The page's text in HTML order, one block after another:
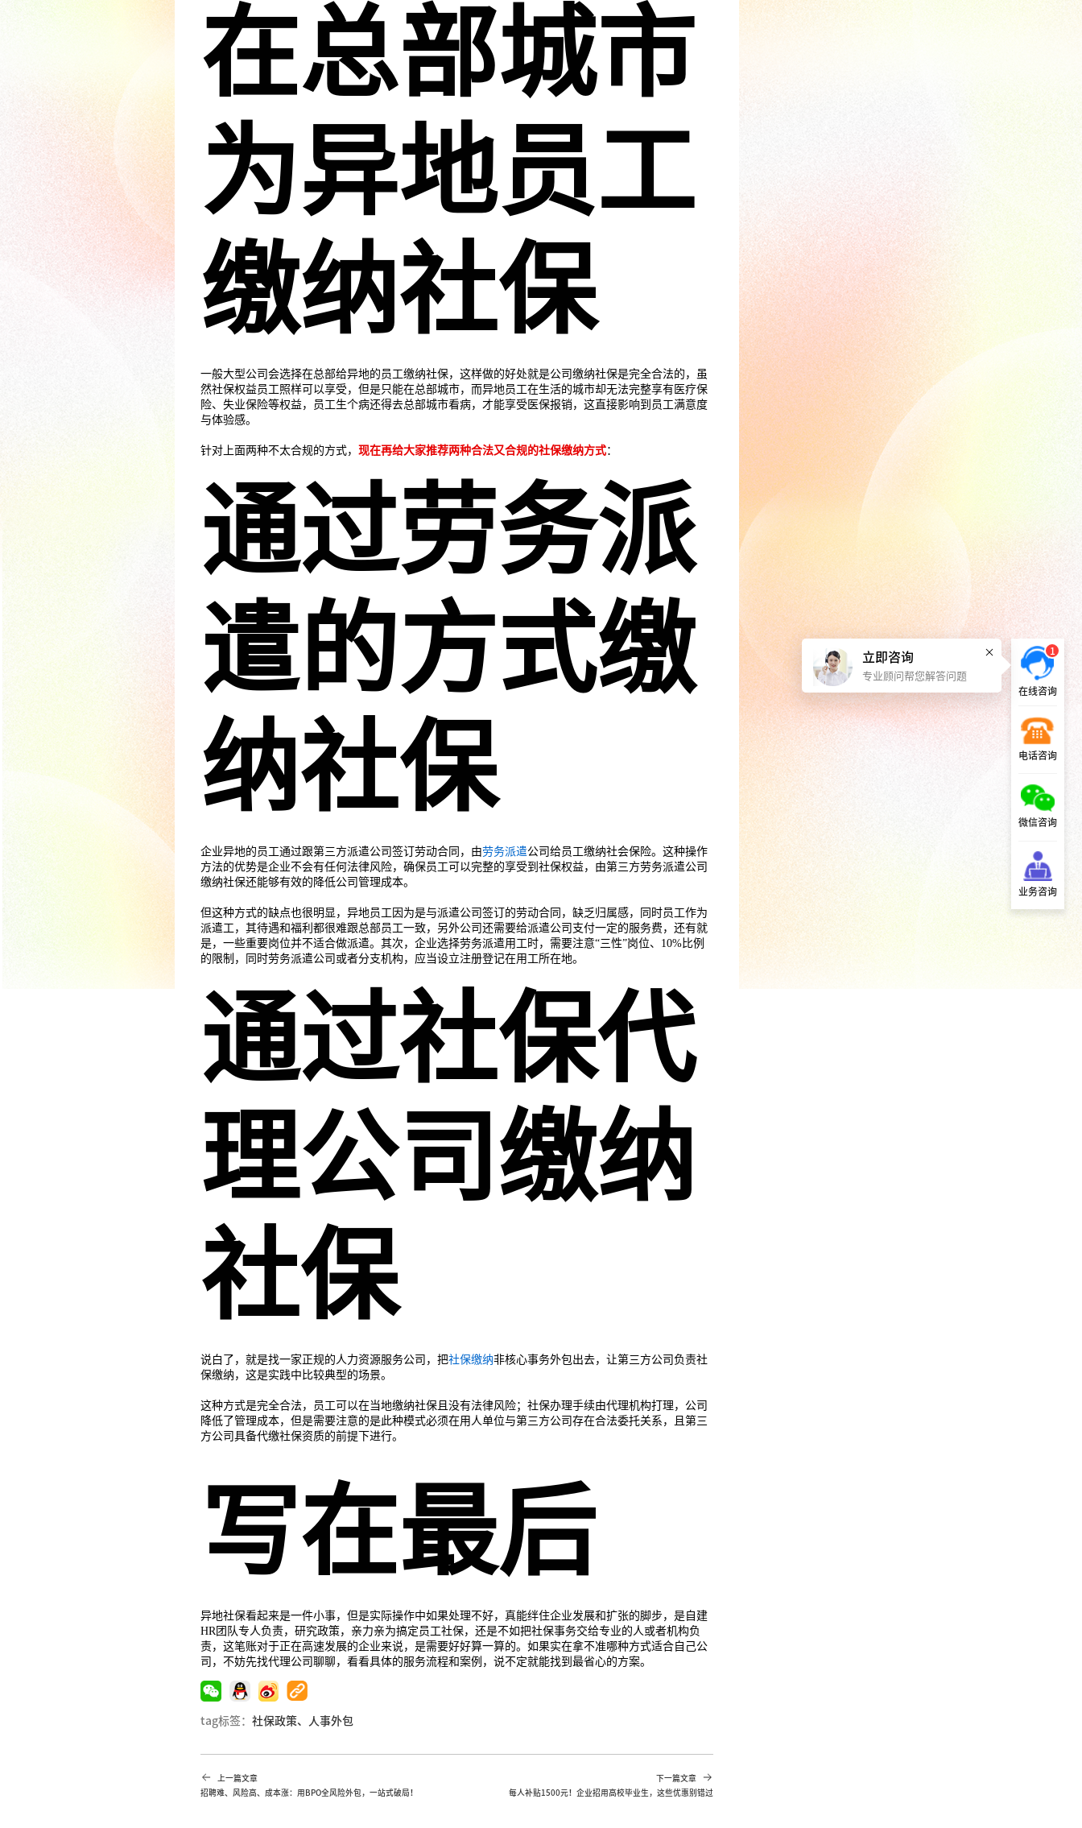
在总部城市
为异地员工
缴纳社保
一般大型公司会选择在总部给异地的员工缴纳社保，这样做的好处就是公司缴纳社保是完全合法的，虽
然社保权益员工照样可以享受，但是只能在总部城市，而异地员工在生活的城市却无法完整享有医疗保
险、失业保险等权益，员工生个病还得去总部城市看病，才能享受医保报销，这直接影响到员工满意度
与体验感。
针对上面两种不太合规的方式，现在再给大家推荐两种合法又合规的社保缴纳方式：
通过劳务派
遣的方式缴
纳社保
企业异地的员工通过跟第三方派遣公司签订劳动合同，由劳务派遣公司给员工缴纳社会保险。这种操作
方法的优势是企业不会有任何法律风险，确保员工可以完整的享受到社保权益，由第三方劳务派遣公司
缴纳社保还能够有效的降低公司管理成本。
但这种方式的缺点也很明显，异地员工因为是与派遣公司签订的劳动合同，缺乏归属感，同时员工作为
派遣工，其待遇和福利都很难跟总部员工一致，另外公司还需要给派遣公司支付一定的服务费，还有就
是，一些重要岗位并不适合做派遣。其次，企业选择劳务派遣用工时，需要注意“三性”岗位、10%比例
的限制，同时劳务派遣公司或者分支机构，应当设立注册登记在用工所在地。
通过社保代
理公司缴纳
社保
说白了，就是找一家正规的人力资源服务公司，把社保缴纳非核心事务外包出去，让第三方公司负责社
保缴纳，这是实践中比较典型的场景。
这种方式是完全合法，员工可以在当地缴纳社保且没有法律风险；社保办理手续由代理机构打理，公司
降低了管理成本，但是需要注意的是此种模式必须在用人单位与第三方公司存在合法委托关系，且第三
方公司具备代缴社保资质的前提下进行。
写在最后
异地社保看起来是一件小事，但是实际操作中如果处理不好，真能绊住企业发展和扩张的脚步，是自建
HR团队专人负责，研究政策，亲力亲为搞定员工社保，还是不如把社保事务交给专业的人或者机构负
责，这笔账对于正在高速发展的企业来说，是需要好好算一算的。如果实在拿不准哪种方式适合自己公
司，不妨先找代理公司聊聊，看看具体的服务流程和案例，说不定就能找到最省心的方案。
tag标签：社保政策、 人事外包
上一篇文章
招聘难、风险高、成本涨：用BPO全风险外包，一站式破局！
下一篇文章
每人补贴1500元！企业招用高校毕业生，这些优惠别错过
1
在线咨询
电话咨询
微信咨询
业务咨询
立即咨询
专业顾问帮您解答问题